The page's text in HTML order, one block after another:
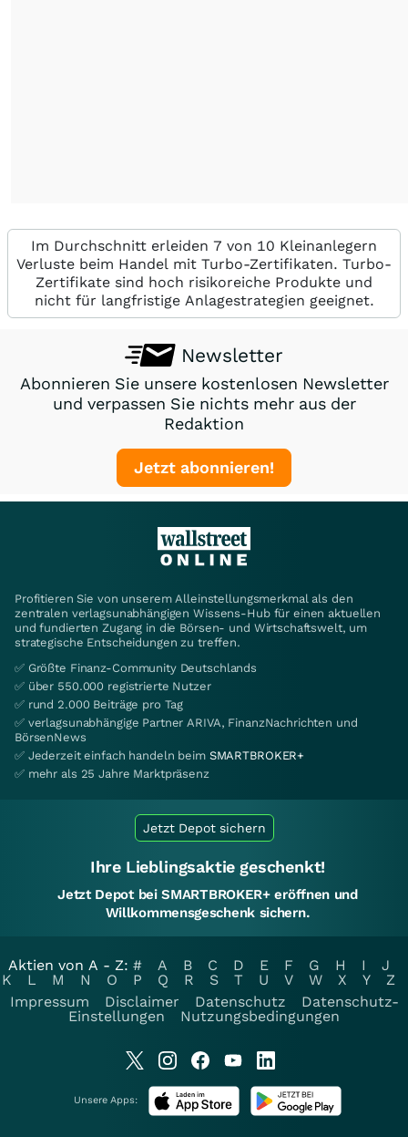
Im Durchschnitt erleiden 7 von 10 Kleinanlegern
Verluste beim Handel mit Turbo-Zertifikaten. Turbo-
Zertifikate sind hoch risikoreiche Produkte und
nicht für langfristige Anlagestrategien geeignet.
Newsletter
Abonnieren Sie unsere kostenlosen Newsletter
und verpassen Sie nichts mehr aus der
Redaktion
Jetzt abonnieren!
Profitieren Sie von unserem Alleinstellungsmerkmal als den
zentralen verlagsunabhängigen Wissens-Hub für einen aktuellen
und fundierten Zugang in die Börsen- und Wirtschaftswelt, um
strategische Entscheidungen zu treffen.
✅ Größte Finanz-Community Deutschlands
✅ über 550.000 registrierte Nutzer
✅ rund 2.000 Beiträge pro Tag
✅ verlagsunabhängige Partner ARIVA, FinanzNachrichten und
BörsenNews
✅ Jederzeit einfach handeln beim SMARTBROKER+
✅ mehr als 25 Jahre Marktpräsenz
Jetzt Depot sichern
Ihre Lieblingsaktie geschenkt!
Jetzt Depot bei SMARTBROKER+ eröffnen und
Willkommensgeschenk sichern.
Aktien von A - Z: # A B C D E F G H I
J
K
L M N O P Q R S T U V W X Y
Z
Impressum
Disclaimer Datenschutz
Datenschutz-
Einstellungen
Nutzungsbedingungen
Unsere Apps: